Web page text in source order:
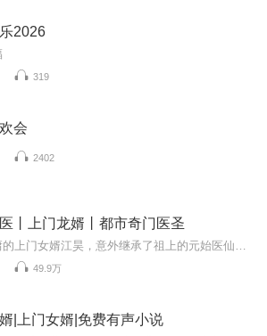
2026
319
会
2402
医丨上门龙婿丨都市奇门医圣
49.9万
婿|上门女婿|免费有声小说